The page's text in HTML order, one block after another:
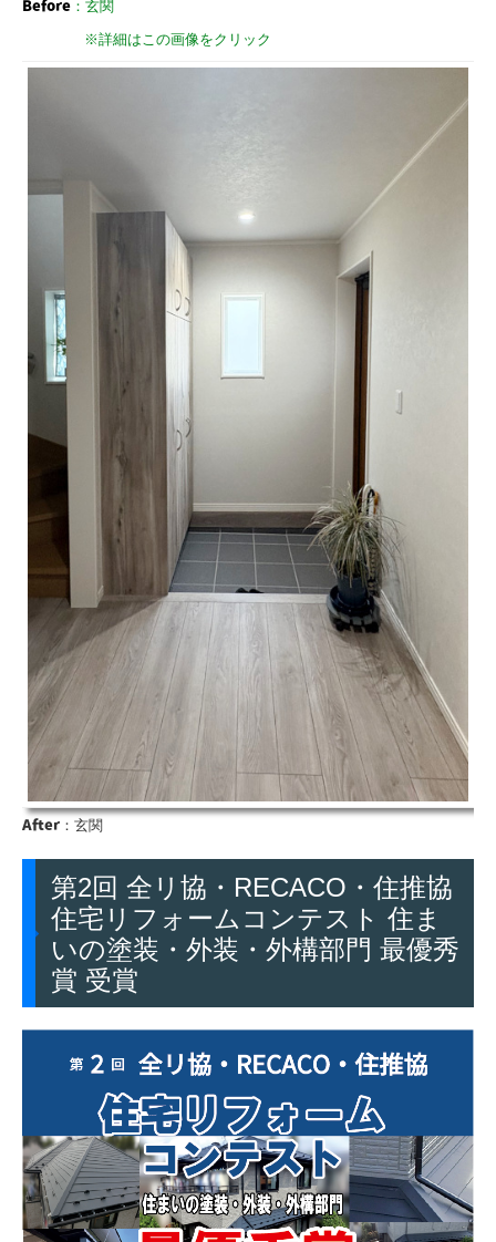
Before ：玄関
※詳細はこの画像をクリック
After ：玄関
第2回 全リ協・RECACO・住推協
住宅リフォームコンテスト 住ま
いの塗装・外装・外構部門 最優秀
賞 受賞